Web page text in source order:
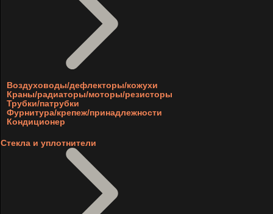
Воздуховоды/дефлекторы/кожухи
Краны/радиаторы/моторы/резисторы
Трубки/патрубки
Фурнитура/крепеж/принадлежности
Кондиционер
Стекла и уплотнители